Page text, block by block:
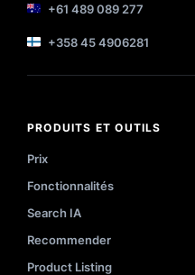
+61 489 089 277
+358 45 4906281
PRODUITS ET OUTILS
Prix
Fonctionnalités
Search IA
Recommender
Product Listing